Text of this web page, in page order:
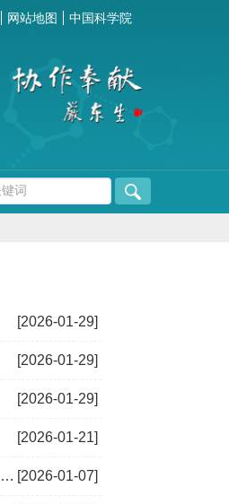
网站地图 中国科学院
[2026-01-29]
[2026-01-29]
[2026-01-29]
[2026-01-21]
[2026-01-07]